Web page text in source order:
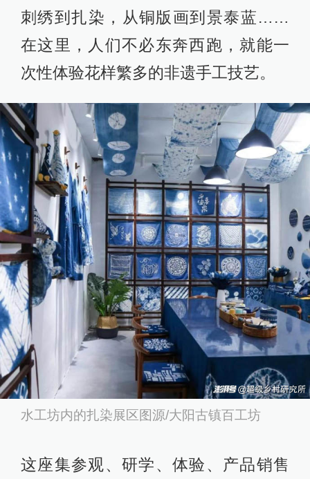
刺绣到扎染，从铜版画到景泰蓝……
在这里，人们不必东奔西跑，就能一
次性体验花样繁多的非遗手工技艺。
水工坊内的扎染展区图源/大阳古镇百工坊
这座集参观、研学、体验、产品销售